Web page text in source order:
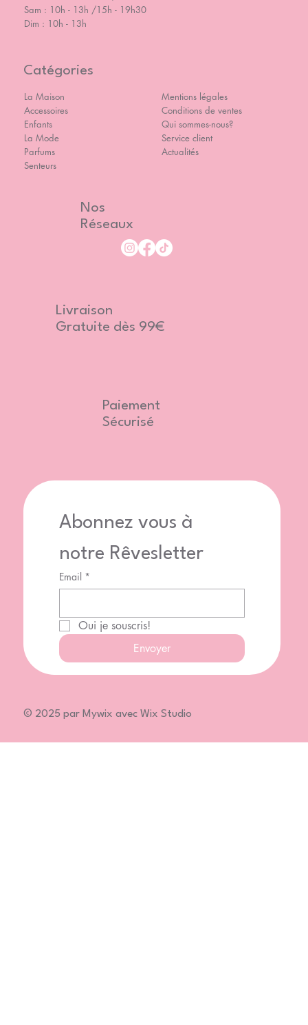
Sam : 10h - 13h /15h - 19h30
Dim : 10h - 13h
Catégories
La Maison
Accessoires
Enfants
La Mode
Parfums
Senteurs
Mentions légales
Conditions de ventes
Qui sommes-nous?
Service client
Actualités
Abonnez vous à
notre Rêvesletter
Email *
Oui je souscris!
Envoyer
Nos
Réseaux
Livraison
Gratuite dès 99€
Paiement
Sécurisé
© 2025 par Mywix avec Wix Studio